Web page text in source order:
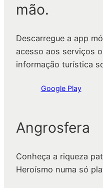
mão.
Descarregue a app
acesso aos serviços
informação turística
Google Play
Angrosfera
Conheça a riqueza
Heroísmo numa só